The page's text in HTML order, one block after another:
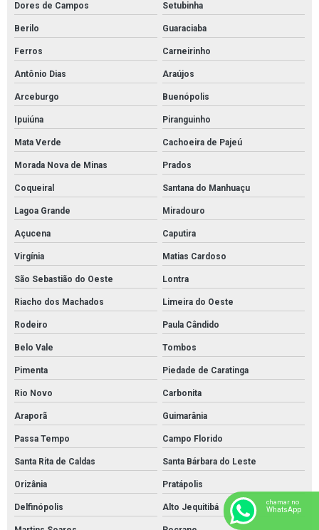
Dores de Campos Setubinha
Berilo Guaraciaba
Ferros Carneirinho
Antônio Dias Araújos
Arceburgo Buenópolis
Ipuiúna Piranguinho
Mata Verde Cachoeira de Pajeú
Morada Nova de Minas Prados
Coqueiral Santana do Manhuaçu
Lagoa Grande Miradouro
Açucena Caputira
Virgínia Matias Cardoso
São Sebastião do Oeste Lontra
Riacho dos Machados Limeira do Oeste
Rodeiro Paula Cândido
Belo Vale Tombos
Pimenta Piedade de Caratinga
Rio Novo Carbonita
Araporã Guimarânia
Passa Tempo Campo Florido
Santa Rita de Caldas Santa Bárbara do Leste
Orizânia Pratápolis
Delfinópolis Alto Jequitibá
chamar no
WhatsApp